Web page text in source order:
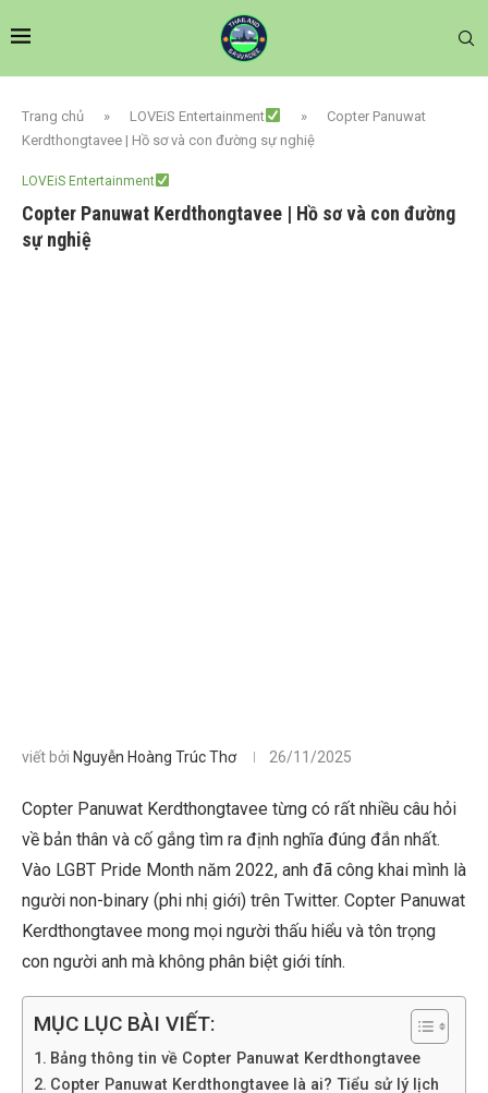
Trang chủ » LOVEiS Entertainment »
Copter Panuwat
Kerdthongtavee | Hồ sơ và con đường sự nghiệ
LOVEiS Entertainment
Copter Panuwat Kerdthongtavee | Hồ sơ và con đường
sự nghiệ
viết bởi Nguyễn Hoàng Trúc Thơ 26/11/2025
Copter Panuwat Kerdthongtavee từng có rất nhiều câu hỏi
về bản thân và cố gắng tìm ra định nghĩa đúng đắn nhất.
Vào LGBT Pride Month năm 2022, anh đã công khai mình là
người non-binary (phi nhị giới) trên Twitter. Copter Panuwat
Kerdthongtavee mong mọi người thấu hiểu và tôn trọng
con người anh mà không phân biệt giới tính.
MỤC LỤC BÀI VIẾT:
Bảng thông tin về Copter Panuwat Kerdthongtavee
Copter Panuwat Kerdthongtavee là ai? Tiểu sử lý lịch